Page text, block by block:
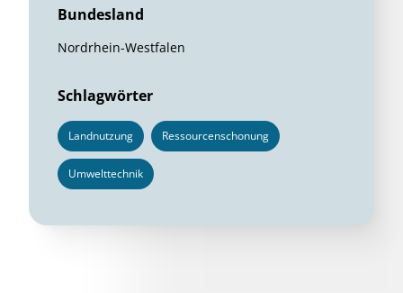
Bundesland
Nordrhein-Westfalen
Schlagwörter
Landnutzung Ressourcenschonung
Umwelttechnik